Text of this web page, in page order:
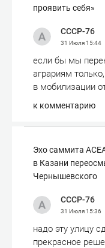
проявить себя»
СССР-76
31 Июля15:44
если бы мы
аграриям
в мобилизации
к комментарию
Эхо саммита
в Казани
Чернышевского
СССР-76
31 Июля15:36
надо эту улицу
прекрасное